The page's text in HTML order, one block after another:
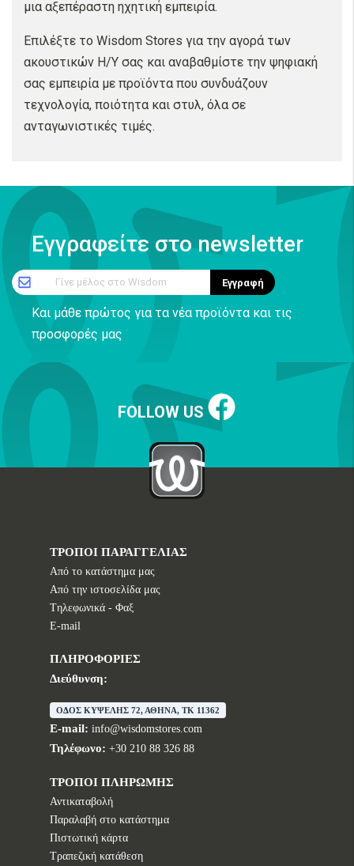
μια αξεπέραστη ηχητική εμπειρία.
Επιλέξτε το Wisdom Stores για την αγορά των
ακουστικών Η/Υ σας και αναβαθμίστε την ψηφιακή
σας εμπειρία με προϊόντα που συνδυάζουν
τεχνολογία, ποιότητα και στυλ, όλα σε
ανταγωνιστικές τιμές.
Εγγραφείτε στο newsletter
Γίνε μέλος στο Wisdom Εγγραφή
Και μάθε πρώτος για τα νέα προϊόντα και τις
προσφορές μας
FOLLOW US
ΤΡΟΠΟΙ ΠΑΡΑΓΓΕΛΙΑΣ
Από το κατάστημα μας
Από την ιστοσελίδα μας
Tηλεφωνικά - Φαξ
E-mail
ΠΛΗΡΟΦΟΡΙΕΣ
Διεύθυνση:
ΟΔΟΣ ΚΥΨΕΛΗΣ 72, ΑΘΗΝΑ, TK 11362
E-mail: info@wisdomstores.com
Τηλέφωνο: +30 210 88 326 88
ΤΡΟΠΟΙ ΠΛΗΡΩΜΗΣ
Αντικαταβολή
Παραλαβή στο κατάστημα
Πιστωτική κάρτα
Τραπεζική κατάθεση